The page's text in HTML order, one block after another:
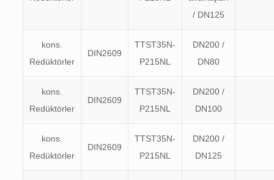
/ DN125
kons.
Redüktörler
DIN2609
TTST35N-
P215NL
DN200 /
DN80
kons.
Redüktörler
DIN2609
TTST35N-
P215NL
DN200 /
DN100
kons.
Redüktörler
DIN2609
TTST35N-
P215NL
DN200 /
DN125